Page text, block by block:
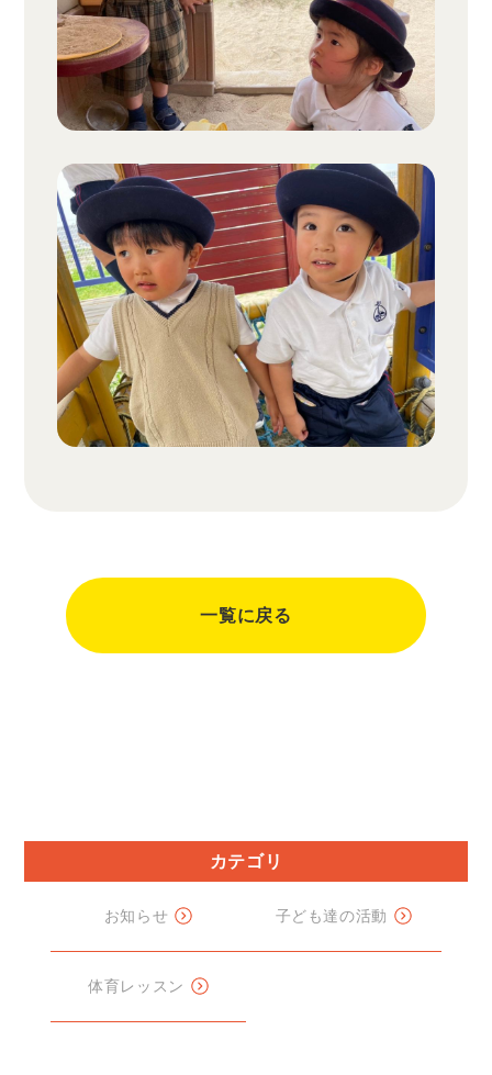
カテゴリ
お知らせ 子ども達の活動
体育レッスン
一覧に戻る